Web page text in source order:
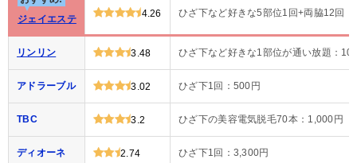
ジェイエステ
4.26 ひざ下など好きな5部位1回+両脇12回
リンリン 3.48 ひざ下など好きな1部位が通い放題：
アドラーブル 3.02 ひざ下1回：500円
TBC 3.2 ひざ下の美容電気脱毛70本：1,000円
ディオーネ 2.74 ひざ下1回：3,300円